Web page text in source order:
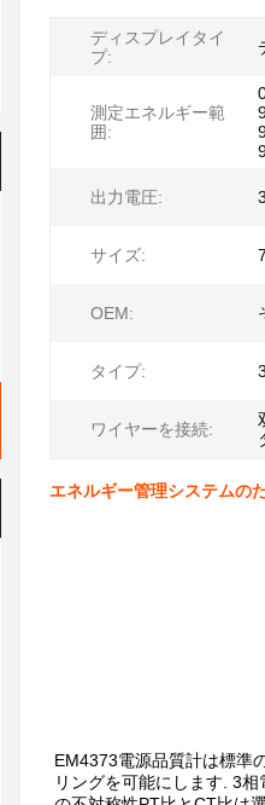
ディスプレイタイ
プ:
測定エネルギー範
囲:
出力電圧:
サイズ:
OEM:
タイプ:
ワイヤーを接続:
エネルギー管理システムの
EM4373電源品質計は標準
リングを可能にします. 3